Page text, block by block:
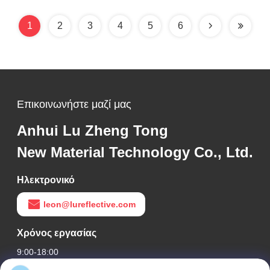
1 2 3 4 5 6
Επικοινωνήστε μαζί μας
Anhui Lu Zheng Tong
New Material Technology Co., Ltd.
Ηλεκτρονικό
leon@lureflective.com
Χρόνος εργασίας
9:00-18:00